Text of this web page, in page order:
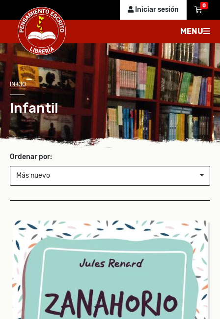
Iniciar sesión 0
MENU
INICIO
Infantil
Ordenar por:
Más nuevo